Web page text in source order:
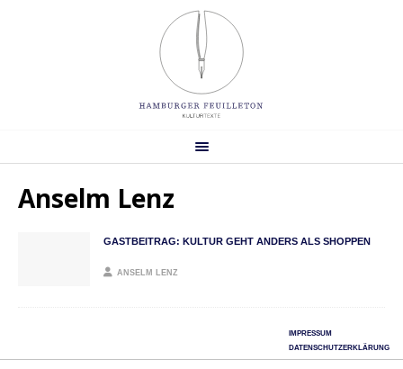
Anselm Lenz
GASTBEITRAG: KULTUR GEHT ANDERS ALS SHOPPEN
ANSELM LENZ
IMPRESSUM
DATENSCHUTZERKLÄRUNG